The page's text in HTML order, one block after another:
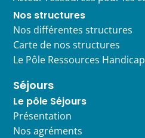
Nos structures
Nos différentes structures
Carte de nos structures
Le Pôle Ressources
Séjours
Le pôle Séjours
Présentation
Nos agréments